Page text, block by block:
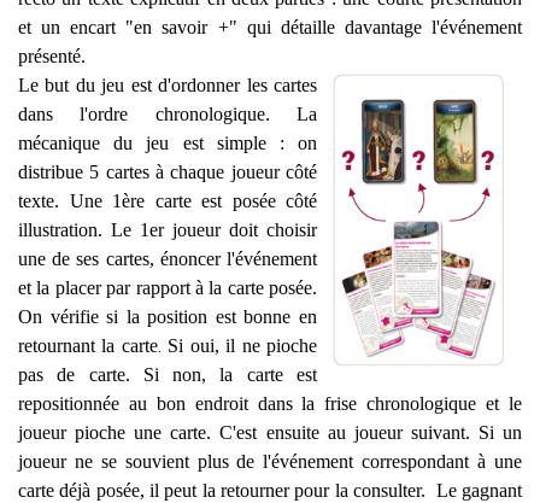
et un encart "en savoir +" qui détaille davantage l'événement
présenté.
Le but du jeu est d'ordonner les cartes
dans l'ordre chronologique. La
mécanique du jeu est simple : on
distribue 5 cartes à chaque joueur côté
texte. Une 1ère carte est posée côté
illustration. Le 1er joueur doit choisir
une de ses cartes, énoncer l'événement
et la placer par rapport à la carte posée.
On vérifie si la position est bonne en
retournant la carte. Si oui, il ne pioche
pas de carte. Si non, la carte est
repositionnée au bon endroit dans la frise chronologique et le
joueur pioche une carte. C'est ensuite au joueur suivant. Si un
joueur ne se souvient plus de l'événement correspondant à une
carte déjà posée, il peut la retourner pour la consulter. Le gagnant